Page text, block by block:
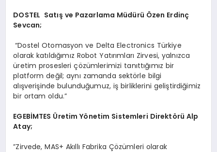
DOSTEL Satış ve Pazarlama Müdürü Özen Erdinç
Sevcan;
“Dostel Otomasyon ve Delta Electronics Türkiye
olarak katıldığımız Robot Yatırımları Zirvesi, yalnızca
üretim prosesleri çözümlerimizi tanıttığımız bir
platform değil; aynı zamanda sektörle bilgi
alışverişinde bulunduğumuz, iş birliklerini geliştirdiğimiz
bir ortam oldu.”
EGEBİMTES Üretim Yönetim Sistemleri Direktörü Alp
Atay;
”Zirvede, MAS+ Akıllı Fabrika Çözümleri olarak